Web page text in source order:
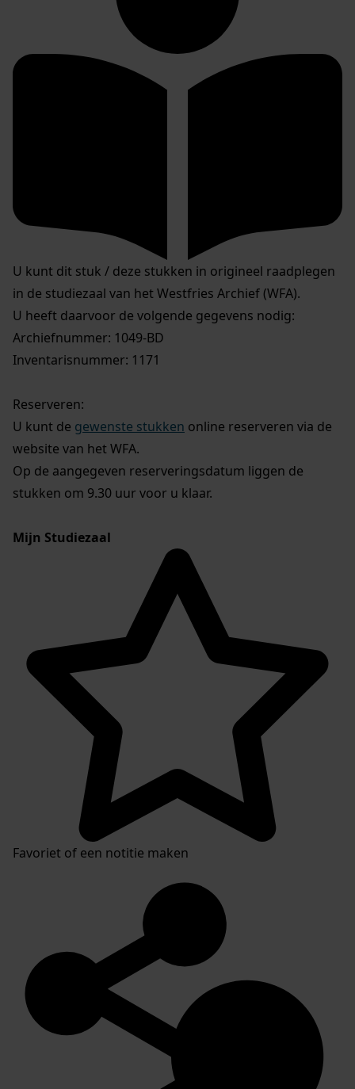
U kunt dit stuk / deze stukken in origineel raadplegen
in de studiezaal van het Westfries Archief (WFA).
U heeft daarvoor de volgende gegevens nodig:
Archiefnummer: 1049-BD
Inventarisnummer: 1171
Reserveren:
U kunt de gewenste stukken online reserveren via de
website van het WFA.
Op de aangegeven reserveringsdatum liggen de
stukken om 9.30 uur voor u klaar.
Mijn Studiezaal
Favoriet of een notitie maken